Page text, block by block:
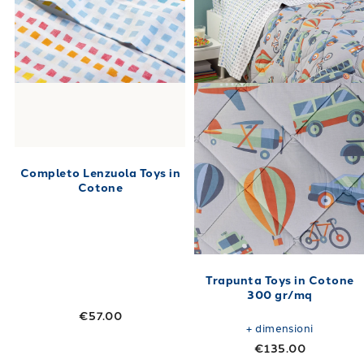
Completo Lenzuola Toys in
Cotone
€57.00
Trapunta Toys in Cotone
300 gr/mq
€135.00
+dimensioni